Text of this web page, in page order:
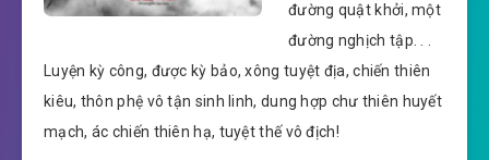
đường quật khởi, một
đường nghịch tập. . .
Luyện kỳ công, được kỳ bảo, xông tuyệt địa, chiến thiên
kiêu, thôn phệ vô tận sinh linh, dung hợp chư thiên huyết
mạch, ác chiến thiên hạ, tuyệt thế vô địch!